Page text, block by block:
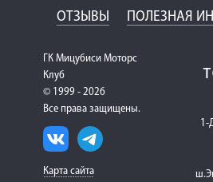
ОТЗЫВЫ
ПОЛЕЗНАЯ
ГК Мицубиси Моторс
Клуб
© 1999 - 2026
Все права защищены.
Карта сайта
1-